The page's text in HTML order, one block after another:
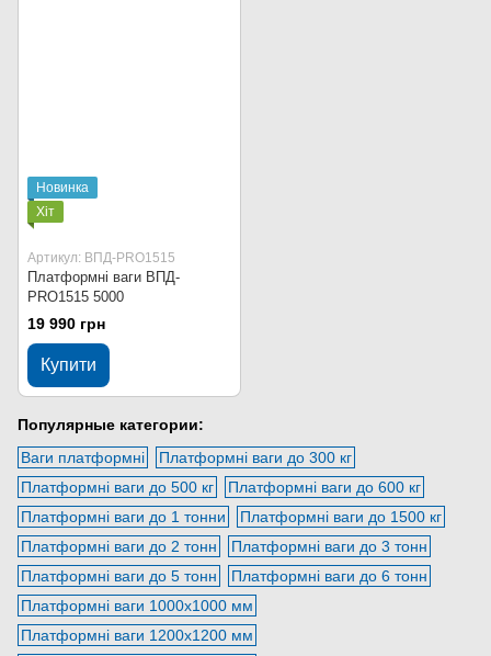
Новинка
Хіт
Артикул: ВПД-PRO1515
Платформні ваги ВПД-
PRO1515 5000
19 990 грн
Купити
Популярные категории:
Ваги платформні
Платформні ваги до 300 кг
Платформні ваги до 500 кг
Платформні ваги до 600 кг
Платформні ваги до 1 тонни
Платформні ваги до 1500 кг
Платформні ваги до 2 тонн
Платформні ваги до 3 тонн
Платформні ваги до 5 тонн
Платформні ваги до 6 тонн
Платформні ваги 1000х1000 мм
Платформні ваги 1200х1200 мм